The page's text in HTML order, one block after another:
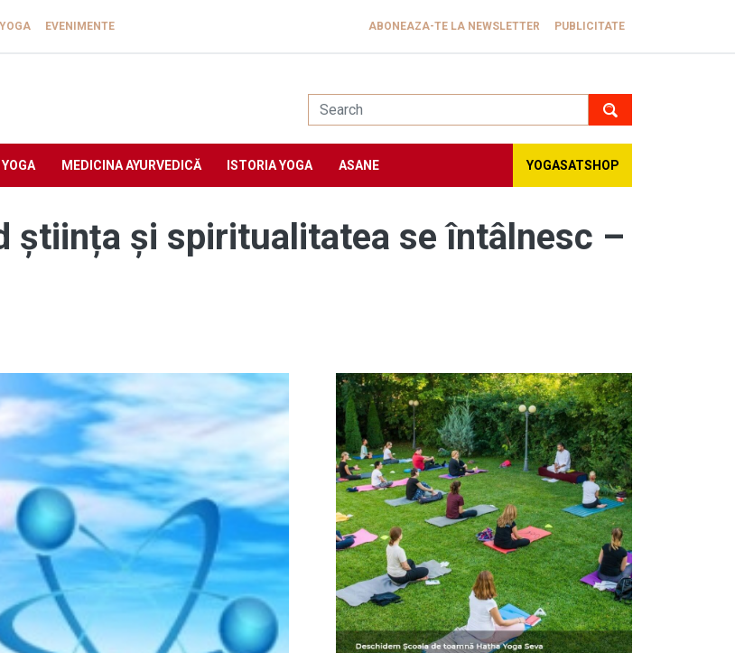
EVENIMENTE ABONEAZA-TE LA NEWSLETTER PUBLICITATE
MEDICINA AYURVEDICĂ ISTORIA YOGA ASANE YOGASATSHOP
știința și spiritualitatea se întâlnesc –
Image